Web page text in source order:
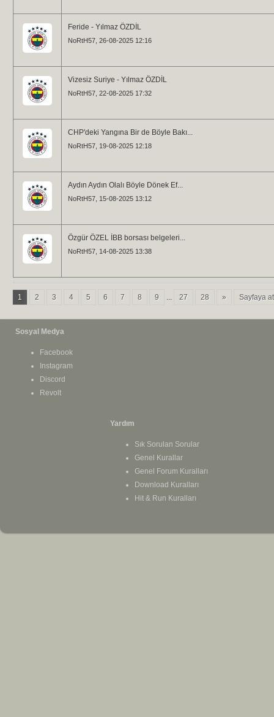
Feride - Yılmaz ÖZDİL
NoRtH57 , 26-08-2025 12:16
Vizesiz Suriye - Yılmaz ÖZDİL
NoRtH57 , 22-08-2025 17:32
CHP'deki Yangına Bir de Böyle Bakı...
NoRtH57 , 19-08-2025 12:18
Aydın Aydın Olalı Böyle Dönek Ef...
NoRtH57 , 15-08-2025 13:12
Özgür ÖZEL İBB borsası belgeleri...
NoRtH57 , 14-08-2025 13:38
1 2 3 4 5 6 7 8 9 ... 27 28 » Sayfaya
Sosyal Medya
Facebook
Instagram
Discord
Revolt
Yardım
Sık Sorulan Sorular
Genel Kurallar
Genel Forum Kuralları
Download Kuralları
Hit & Run Kuralları